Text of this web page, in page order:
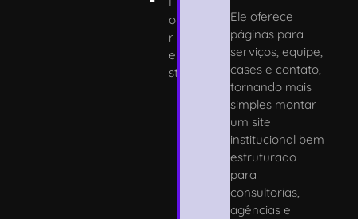
o
r
e
st
Ele oferece
páginas para
serviços, equipe,
cases e contato,
tornando mais
simples montar
um site
institucional bem
estruturado
para
consultorias,
agências e